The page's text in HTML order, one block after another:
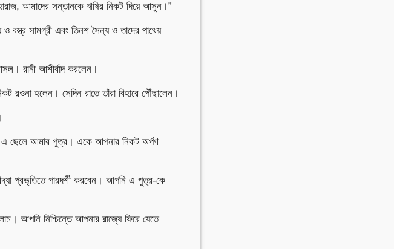
আমাদের সন্তানকে ঋষির নিকট দিয়ে আসুন।”
বস্ত্র সামগ্রী এবং তিনশ সৈন্য ও তাদের পাথেয়
রানী আশীর্বাদ করলেন।
রওনা হলেন। সেদিন রাতে তাঁরা বিহারে পৌঁছালেন।
এ ছেলে আমার পুত্র। একে আপনার নিকট অর্পণ
প্রভৃতিতে পারদর্শী করবেন। আপনি এ পুত্র-কে
আপনি নিশ্চিন্তে আপনার রাজ্যে ফিরে যেতে